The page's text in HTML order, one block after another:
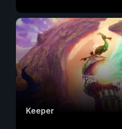
Keeper